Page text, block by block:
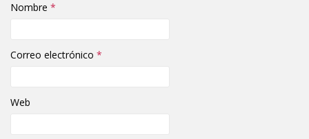
Nombre *
Correo electrónico *
Web